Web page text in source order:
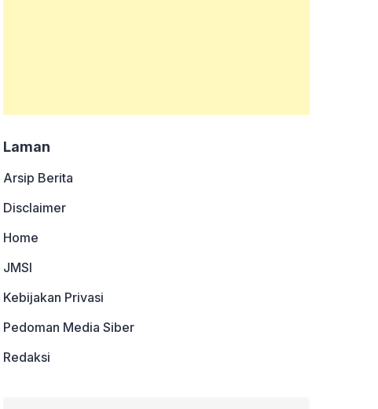
Laman
Arsip Berita
Disclaimer
Home
JMSI
Kebijakan Privasi
Pedoman Media Siber
Redaksi